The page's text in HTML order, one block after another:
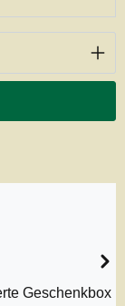
Geschenkbox